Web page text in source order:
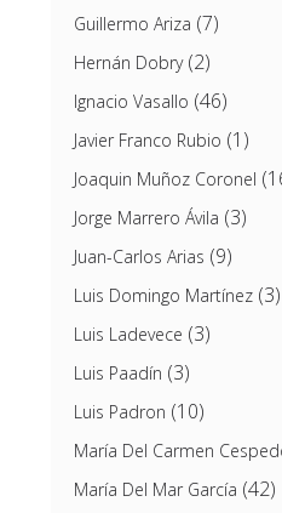
Guillermo Ariza (7)
Hernán Dobry(2)
Ignacio Vasallo (46)
Javier Franco Rubio (1)
Joaquin Muñoz Coronel
Jorge Marrero Ávila (3)
Juan-Carlos Arias (9)
Luis Domingo Martínez(3)
Luis Ladevece (3)
Luis Paadín (3)
Luis Padron (10)
María Del Carmen
María Del Mar García (42)